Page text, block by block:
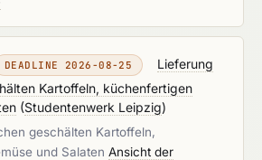
DEADLINE 2026-08-25
Lieferung
Kartoffeln, küchenfertigen
(Studentenwerk Leipzig)
geschälten Kartoffeln,
und Salaten Ansicht der